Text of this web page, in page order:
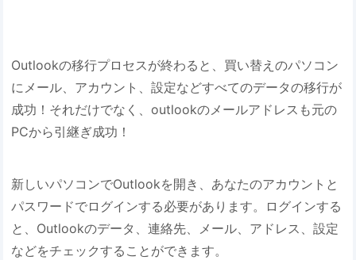
Outlookの移行プロセスが終わると、買い替えのパソコン
にメール、アカウント、設定などすべてのデータの移行が
成功！それだけでなく、outlookのメールアドレスも元の
PCから引継ぎ成功！
新しいパソコンでOutlookを開き、あなたのアカウントと
パスワードでログインする必要があります。ログインする
と、Outlookのデータ、連絡先、メール、アドレス、設定
などをチェックすることができます。